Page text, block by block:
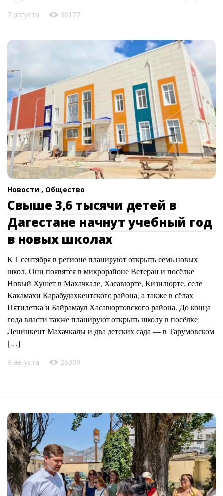
7 августа 36177
Новости , Общество
Свыше 3,6 тысячи детей в
Дагестане начнут учебный год
в новых школах
К 1 сентября в регионе планируют открыть семь новых
школ. Они появятся в микрорайоне Ветеран и посёлке
Новый Хушет в Махачкале, Хасавюрте, Кизилюрте, селе
Какамахи Карабудахкентского района, а также в сёлах
Пятилетка и Байрамаул Хасавюртовского района. До конца
года власти также планируют открыть школу в посёлке
Ленинкент Махачкалы и два детских сада — в Тарумовском
[…]
8 августа 26309